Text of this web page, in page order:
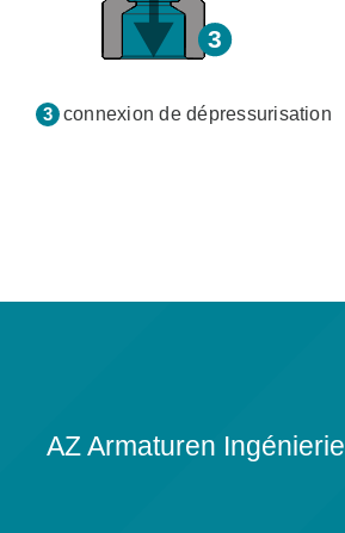
connexion de dépressurisation
AZ Armaturen Ingénierie